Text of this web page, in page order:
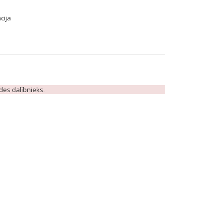
dalībnieks.